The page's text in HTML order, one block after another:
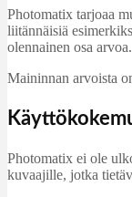
Photomatix tarjoaa
liitännäisiä
olennainen osa arvoa.
Maininnan arvoista
Photomatix ei ole
kuvaajille, jotka